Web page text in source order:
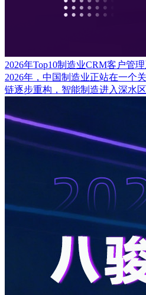
2026年Top10制造业CRM客户管
2026年，中国制造业正站在一个
链逐步重构，智能制造进入深水